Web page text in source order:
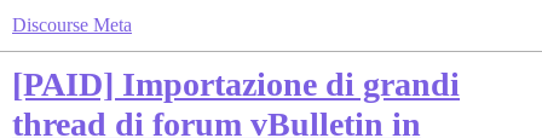
Discourse Meta
[PAID] Importazione di grandi
thread di forum vBulletin in